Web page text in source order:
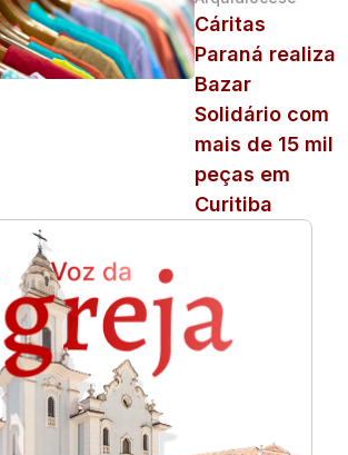
Cáritas
Paraná realiza
Bazar
Solidário com
mais de 15 mil
peças em
Curitiba